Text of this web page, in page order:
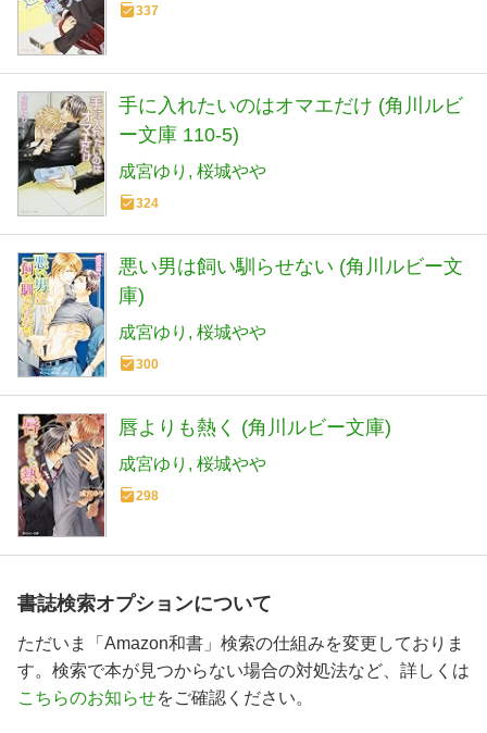
337
手に入れたいのはオマエだけ (角川ルビ
ー文庫 110-5)
成宮ゆり 桜城やや
324
悪い男は飼い馴らせない (角川ルビー文
庫)
成宮ゆり 桜城やや
300
唇よりも熱く (角川ルビー文庫)
成宮ゆり 桜城やや
298
書誌検索オプションについて
ただいま「Amazon和書」検索の仕組みを変更しておりま
す。検索で本が見つからない場合の対処法など、詳しくは
こちらのお知らせをご確認ください。